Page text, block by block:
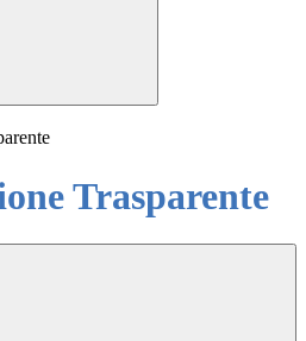
Trasparente